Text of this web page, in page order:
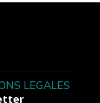
LEGALES